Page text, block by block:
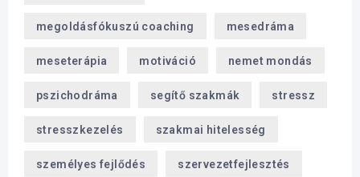
megoldásfókuszú coaching mesedráma
meseterápia motiváció nemet mondás
pszichodráma segítő szakmák stressz
stresszkezelés szakmai hitelesség
személyes fejlődés szervezetfejlesztés